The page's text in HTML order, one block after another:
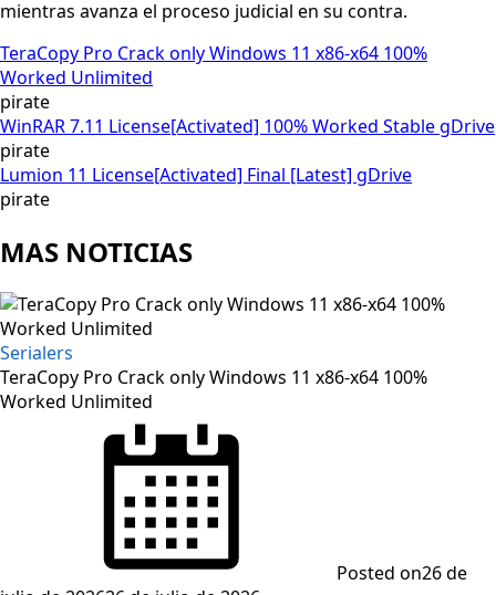
mientras avanza el proceso judicial en su contra.
TeraCopy Pro Crack only Windows 11 x86-x64 100%
Worked Unlimited
pirate
WinRAR 7.11 License[Activated] 100% Worked Stable gDrive
pirate
Lumion 11 License[Activated] Final [Latest] gDrive
pirate
MAS NOTICIAS
Serialers
TeraCopy Pro Crack only Windows 11 x86-x64 100%
Worked Unlimited
Posted on26 de